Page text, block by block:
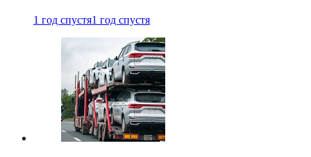
1 год спустя1 год спустя